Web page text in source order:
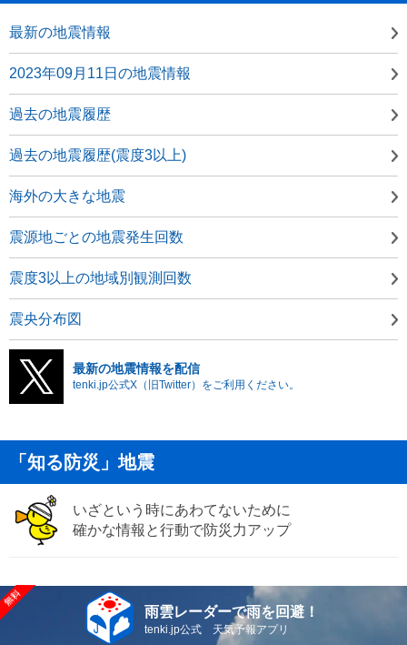
最新の地震情報
2023年09月11日の地震情報
過去の地震履歴
過去の地震履歴(震度3以上)
海外の大きな地震
震源地ごとの地震発生回数
震度3以上の地域別観測回数
震央分布図
最新の地震情報を配信
tenki.jp公式X（旧Twitter）をご利用ください。
「知る防災」地震
いざという時にあわてないために
確かな情報と行動で防災力アップ
雨雲レーダーで雨を回避！
tenki.jp公式 天気予報アプリ